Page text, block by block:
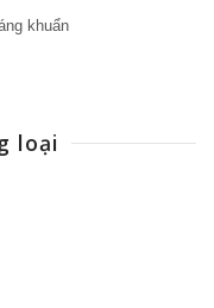
khuẩn
loại